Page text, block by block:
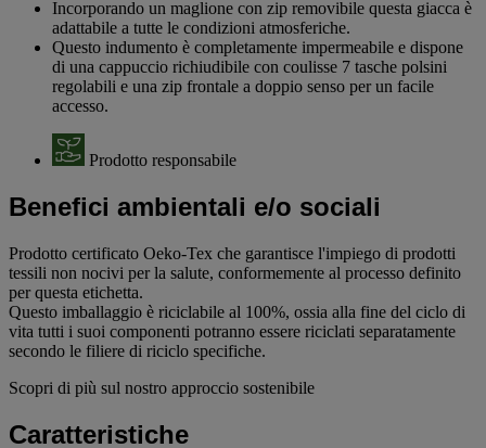
Incorporando un maglione con zip removibile questa giacca è
adattabile a tutte le condizioni atmosferiche.
Questo indumento è completamente impermeabile e dispone
di una cappuccio richiudibile con coulisse 7 tasche polsini
regolabili e una zip frontale a doppio senso per un facile
accesso.
Prodotto responsabile
Benefici ambientali e/o sociali
Prodotto certificato Oeko-Tex che garantisce l'impiego di prodotti
tessili non nocivi per la salute, conformemente al processo definito
per questa etichetta.
Questo imballaggio è riciclabile al 100%, ossia alla fine del ciclo di
vita tutti i suoi componenti potranno essere riciclati separatamente
secondo le filiere di riciclo specifiche.
Scopri di più sul nostro approccio sostenibile
Caratteristiche